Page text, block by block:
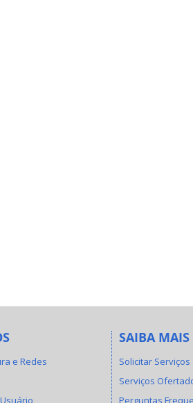
e Redes
SAIBA MAIS
Solicitar Serviços
Serviços
Perguntas